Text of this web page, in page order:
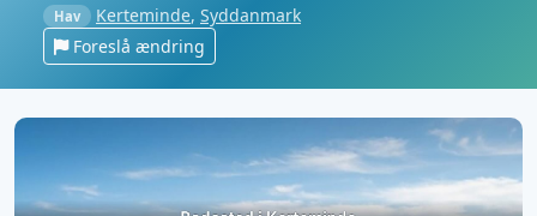
Hav Kerteminde, Syddanmark
Foreslå ændring